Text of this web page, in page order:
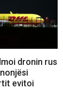
dronin rus
evitoi